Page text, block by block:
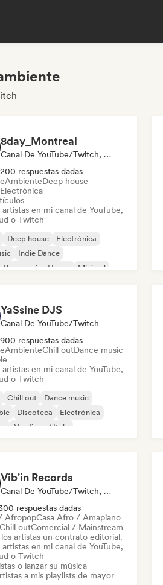
8day_Montreal
Canal De YouTube/Twitch, Medios De Comunicación/Periodista
respuestas dadas
AmbienteDeep house
Electrónica
en mi canal de YouTube,
o Twitch
Deep house
Electrónica
Indie Dance
House
Minimal
YaSsine DJS
Canal De YouTube/Twitch
respuestas dadas
AmbienteChill outDance music
en mi canal de YouTube,
o Twitch
Chill out
Dance music
Discoteca
Electrónica
Nu-disco / Italo
Vib'in Records
Canal De YouTube/Twitch, Etiqueta, Playlist Curator, Editor
respuestas dadas
AfropopCasa Afro / Amapiano
Chill outComercial / Mainstream
artistas un contrato editorial.
en mi canal de YouTube,
o Twitch
o lanzar su música
a mis playlists de mayor